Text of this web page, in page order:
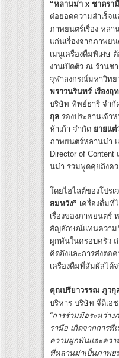
“หลานม่า x ชาตรา
ต่อยอดความสำเร็จ
ภาพยนตร์เรื่อง หล
แก่นเรื่องจากภาพย
เมนูเครื่องดื่มพิเศษ
งานเปิดตัว ณ ร้านช
จุฬาลงกรณ์มหาวิทย
พราวนรินทร์ เรืองฤ
บริษัท ทิพย์ธารี จำกั
กุล รองประธานเจ้า
ห้าเก้า จำกัด ยายแต๋
ภาพยนตร์หลานม่า
Director of
นม่า ร่วมพูดคุยถึงค
โดยไฮไลต์ของโปรเ
สมหวัง” เครื่องดื่มที่
เรื่องของภาพยนตร์
สัญลักษณ์แทนความ
ผูกพันในครอบครัว
คิดถึงและการส่งต่อ
เครื่องดื่มที่สัมผัสได้จ
คุณปรียาวรรณ ภูวกุ
บริหาร บริษัท จีดีเอ
“การร่วมมือระหว่า
รามือ เกิดจากการที่
ความผูกพันและควา
ที่หลานม่าเป็นภาพ